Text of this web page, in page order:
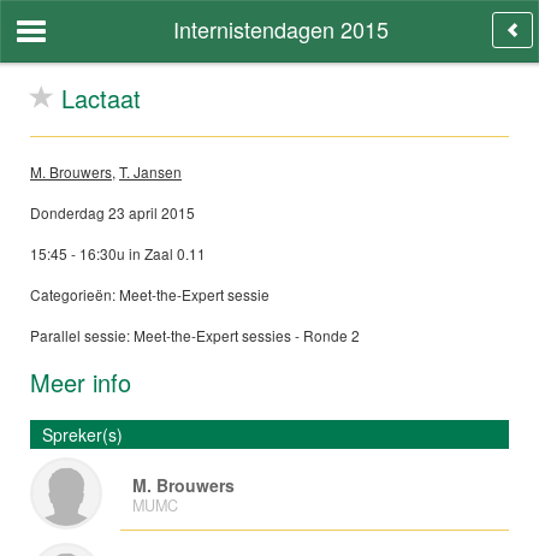
Internistendagen 2015
Lactaat
M. Brouwers, T. Jansen
Donderdag 23 april 2015
15:45 - 16:30u in Zaal 0.11
Categorieën: Meet-the-Expert sessie
Parallel sessie: Meet-the-Expert sessies - Ronde 2
Meer info
Spreker(s)
M. Brouwers
MUMC